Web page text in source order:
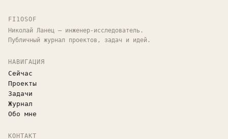
FI1OSOF
Николай Ланец — инженер-исследователь.
Публичный журнал проектов, задач и идей.
НАВИГАЦИЯ
Сейчас
Проекты
Задачи
Журнал
Обо мне
КОНТАКТ